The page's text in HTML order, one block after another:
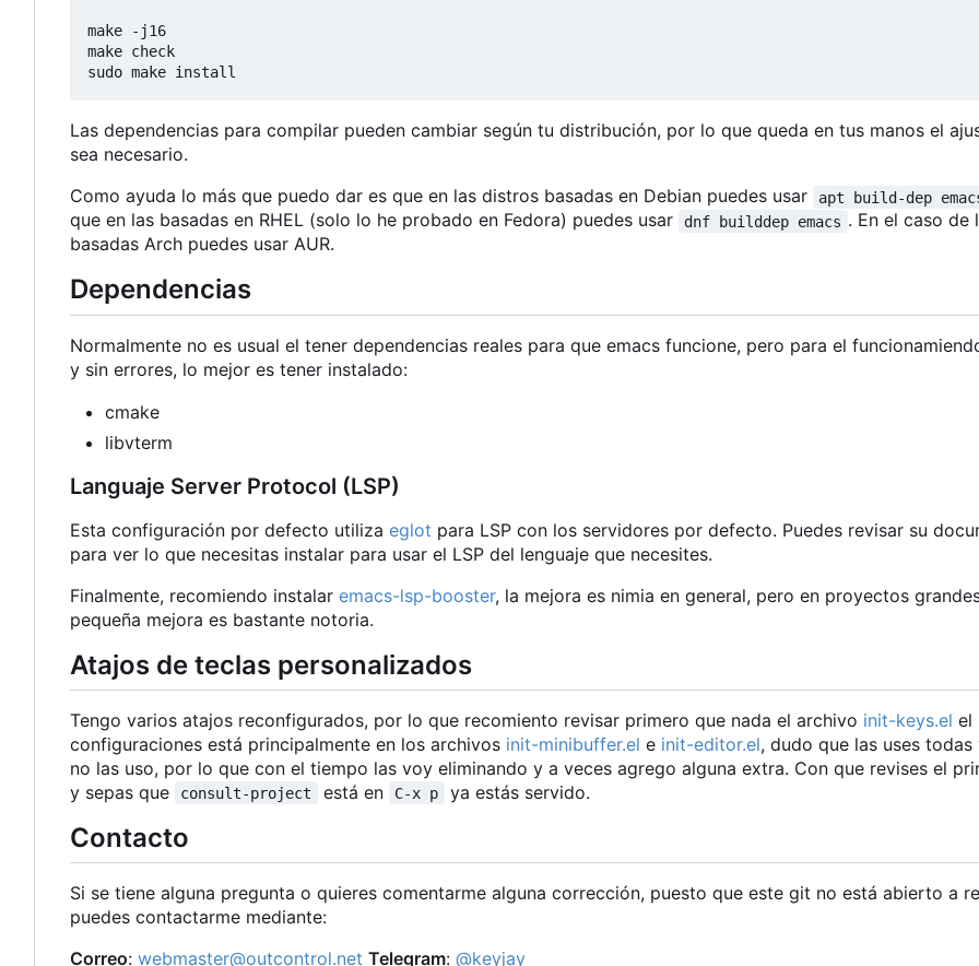
make -j16
make check
sudo make install
Las dependencias para compilar pueden cambiar según tu distribución, por lo que queda en tus manos el
sea necesario.
Como ayuda lo más que puedo dar es que en las distros basadas en Debian puedes usar
apt build-dep
que en las basadas en RHEL (solo lo he probado en Fedora) puedes usar
dnf builddep emacs . En el caso de
basadas Arch puedes usar AUR.
Dependencias
Normalmente no es usual el tener dependencias reales para que emacs funcione, pero para el
y sin errores, lo mejor es tener instalado:
cmake
libvterm
Languaje Server Protocol (LSP)
Esta configuración por defecto utiliza eglot para LSP con los servidores por defecto. Puedes revisar su
para ver lo que necesitas instalar para usar el LSP del lenguaje que necesites.
Finalmente, recomiendo instalar emacs-lsp-booster, la mejora es nimia en general, pero en proyectos
pequeña mejora es bastante notoria.
Atajos de teclas personalizados
Tengo varios atajos reconfigurados, por lo que recomiento revisar primero que nada el archivo init-keys.el el
configuraciones está principalmente en los archivos init-minibuffer.el e init-editor.el, dudo que las uses
no las uso, por lo que con el tiempo las voy eliminando y a veces agrego alguna extra. Con que revises el
y sepas que
consult-project está en C-x p ya estás servido.
Contacto
Si se tiene alguna pregunta o quieres comentarme alguna corrección, puesto que este git no está abierto a
puedes contactarme mediante:
Correo: webmaster@outcontrol.net Telegram: @keyjay